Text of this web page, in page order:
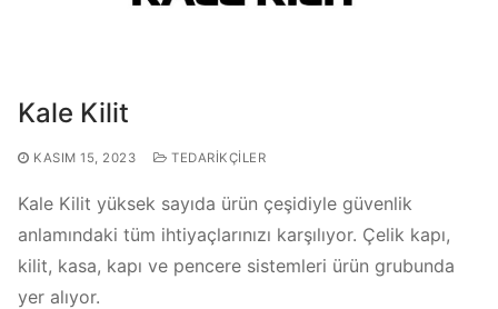
Kale Kilit
KASIM 15, 2023 TEDARIKÇILER
Kale Kilit yüksek sayıda ürün çeşidiyle güvenlik
anlamındaki tüm ihtiyaçlarınızı karşılıyor. Çelik kapı,
kilit, kasa, kapı ve pencere sistemleri ürün grubunda
yer alıyor.